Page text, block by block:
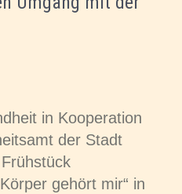
in Kooperation
der Stadt
gehört mir“ in